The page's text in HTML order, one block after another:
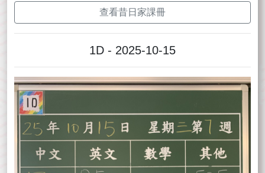
查看昔日家課冊
1D - 2025-10-15